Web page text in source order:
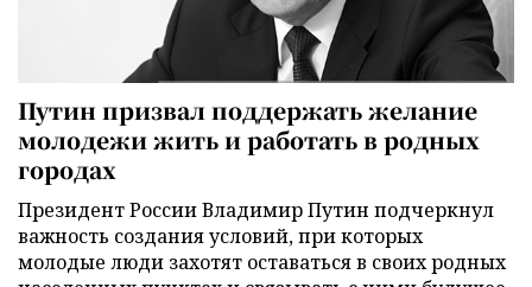
Путин призвал поддержать желание
молодежи жить и работать в родных
городах
Президент России Владимир Путин подчеркнул
важность создания условий, при которых
молодые люди захотят оставаться в своих родных